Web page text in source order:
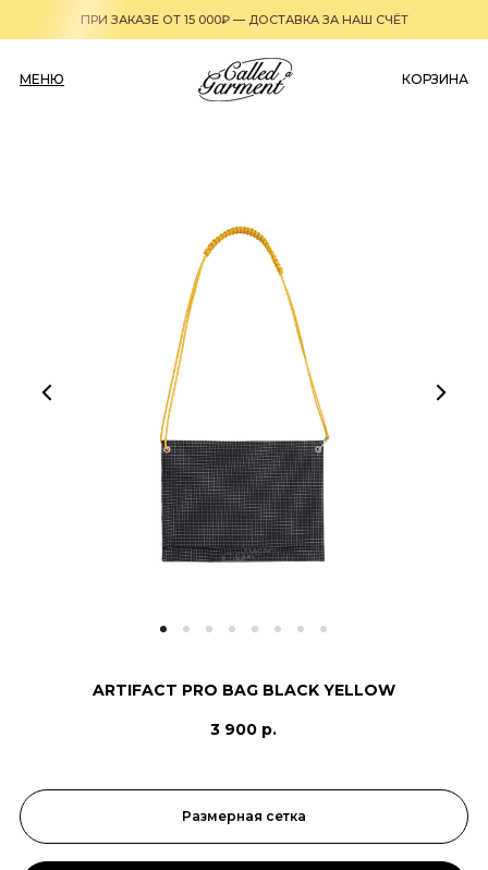
КОРЗИНА
МЕНЮ
ПРИ ЗАКАЗЕ ОТ 15 000₽ — ДОСТАВКА ЗА НАШ СЧЁТ
Размерная сетка
ARTIFACT PRO BAG BLACK YELLOW
3 900 р.